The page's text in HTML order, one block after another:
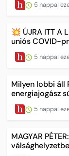
5 nappal
💥 ÚJRA ITT A
uniós COVID-
5 nappal
Milyen lobbi áll
energiajogász
5 nappal
MAGYAR